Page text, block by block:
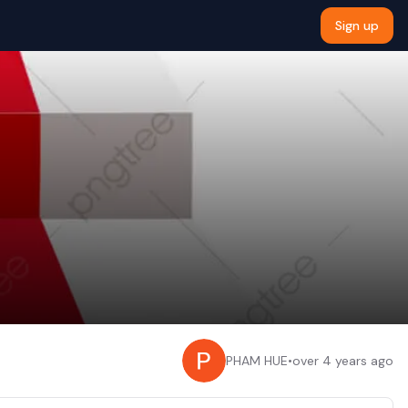
Sign up
PHAM HUE•over 4 years ago